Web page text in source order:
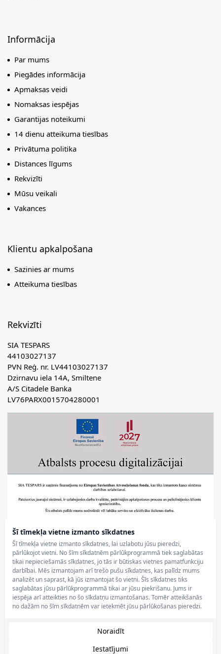
Šī tīmekļa vietne izmanto sīkdatnes
Šī tīmekļa vietne izmanto sīkdatnes, lai uzlabotu jūsu pieredzi,
pārlūkojot vietni. No šīm sīkdatnēm pārlūkprogrammā tiek saglabātas
tikai nepieciešamās sīkdatnes, jo tās ir būtiskas vietnes pamatfunkciju
darbībai. Mēs izmantojam arī trešo pušu sīkdatnes, kas palīdz mums
analizēt un saprast, kā jūs izmantojat šo vietni. Šīs sīkdatnes tiks
saglabātas jūsu pārlūkprogrammā tikai ar jūsu piekrišanu. Jums ir
iespēja arī atteikties no šo sīkdatņu izmantošanas. Tomēr atteikšanās
no dažām no šīm sīkdatnēm var ietekmēt jūsu pārlūkošanas pieredzi.
Iestatījumi
Noraidīt
Informācija
Par mums
Piegādes informācija
Apmaksas veidi
Nomaksas iespējas
Garantijas noteikumi
14 dienu atteikuma tiesības
Privātuma politika
Distances līgums
Rekvizīti
Mūsu veikali
Vakances
Klientu apkalpošana
Sazinies ar mums
Atteikuma tiesības
Rekvizīti
SIA TESPARS
44103027137
PVN Reģ. nr. LV44103027137
Dzirnavu iela 14A, Smiltene
A/S Citadele Banka
LV76PARX0015704280001